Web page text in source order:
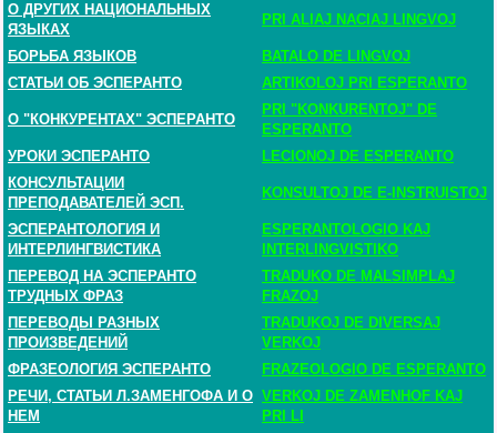
О ДРУГИХ НАЦИОНАЛЬНЫХ
ЯЗЫКАХ
PRI ALIAJ NACIAJ LINGVOJ
БОРЬБА ЯЗЫКОВ
BATALO DE LINGVOJ
СТАТЬИ ОБ ЭСПЕРАНТО
ARTIKOLOJ PRI ESPERANTO
О "КОНКУРЕНТАХ" ЭСПЕРАНТО
PRI "KONKURENTOJ" DE
ESPERANTO
УРОКИ ЭСПЕРАНТО
LECIONOJ DE ESPERANTO
КОНСУЛЬТАЦИИ
ПРЕПОДАВАТЕЛЕЙ ЭСП.
KONSULTOJ DE E-INSTRUISTOJ
ЭСПЕРАНТОЛОГИЯ И
ИНТЕРЛИНГВИСТИКА
ESPERANTOLOGIO KAJ
INTERLINGVISTIKO
ПЕРЕВОД НА ЭСПЕРАНТО
ТРУДНЫХ ФРАЗ
TRADUKO DE MALSIMPLAJ
FRAZOJ
ПЕРЕВОДЫ РАЗНЫХ
ПРОИЗВЕДЕНИЙ
TRADUKOJ DE DIVERSAJ
VERKOJ
ФРАЗЕОЛОГИЯ ЭСПЕРАНТО
FRAZEOLOGIO DE ESPERANTO
РЕЧИ, СТАТЬИ Л.ЗАМЕНГОФА И О
НЕМ
VERKOJ DE ZAMENHOF KAJ
PRI LI